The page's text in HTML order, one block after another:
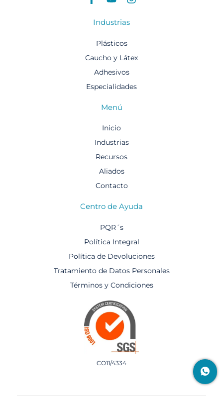
Industrias
Plásticos​
Caucho y Látex
Adhesivos
Especialidades
Menú
Inicio
Industrias
Recursos
Aliados
Contacto
Centro de Ayuda
PQR´s
Política Integral
Política de Devoluciones
Tratamiento de Datos Personales
Términos y Condiciones
CO11/4334